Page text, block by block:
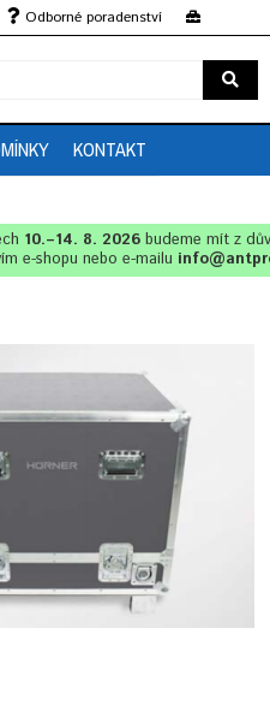
Odborné poradenství
KONTAKT
10.–14. 8. 2026budeme mít z
e-shopu nebo e-mailu